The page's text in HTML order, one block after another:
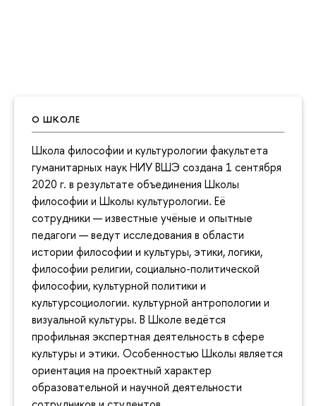
О ШКОЛЕ
Школа философии и культурологии факультета
гуманитарных наук НИУ ВШЭ создана 1 сентября
2020 г. в результате объединения Школы
философии и Школы культурологии. Её
сотрудники — известные учёные и опытные
педагоги — ведут исследования в области
истории философии и культуры, этики, логики,
философии религии, социально-политической
философии, культурной политики и
культурсоциологии. культурной антропологии и
визуальной культуры. В Школе ведётся
профильная экспертная деятельность в сфере
культуры и этики. Особенностью Школы является
ориентация на проектный характер
образовательной и научной деятельности